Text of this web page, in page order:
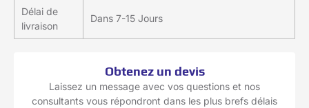
Délai de
livraison
Dans 7-15 Jours
Obtenez un devis
Laissez un message avec vos questions et nos
consultants vous répondront dans les plus brefs délais